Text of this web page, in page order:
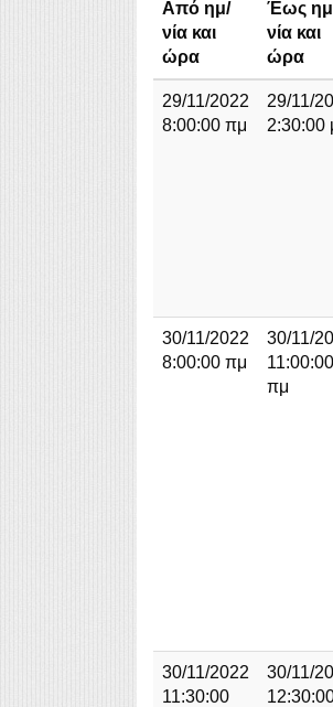
Από ημ/
νία και
ώρα
Έως
νία και
ώρα
29/11/2022
8:00:00 πμ
29/11/
2:30:00
30/11/2022
8:00:00 πμ
30/11/
11:00:00
πμ
30/11/2022
11:30:00
30/11/